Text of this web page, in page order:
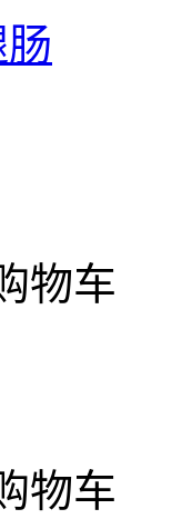
物车
物车